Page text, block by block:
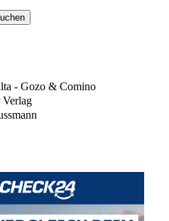
- Gozo & Comino